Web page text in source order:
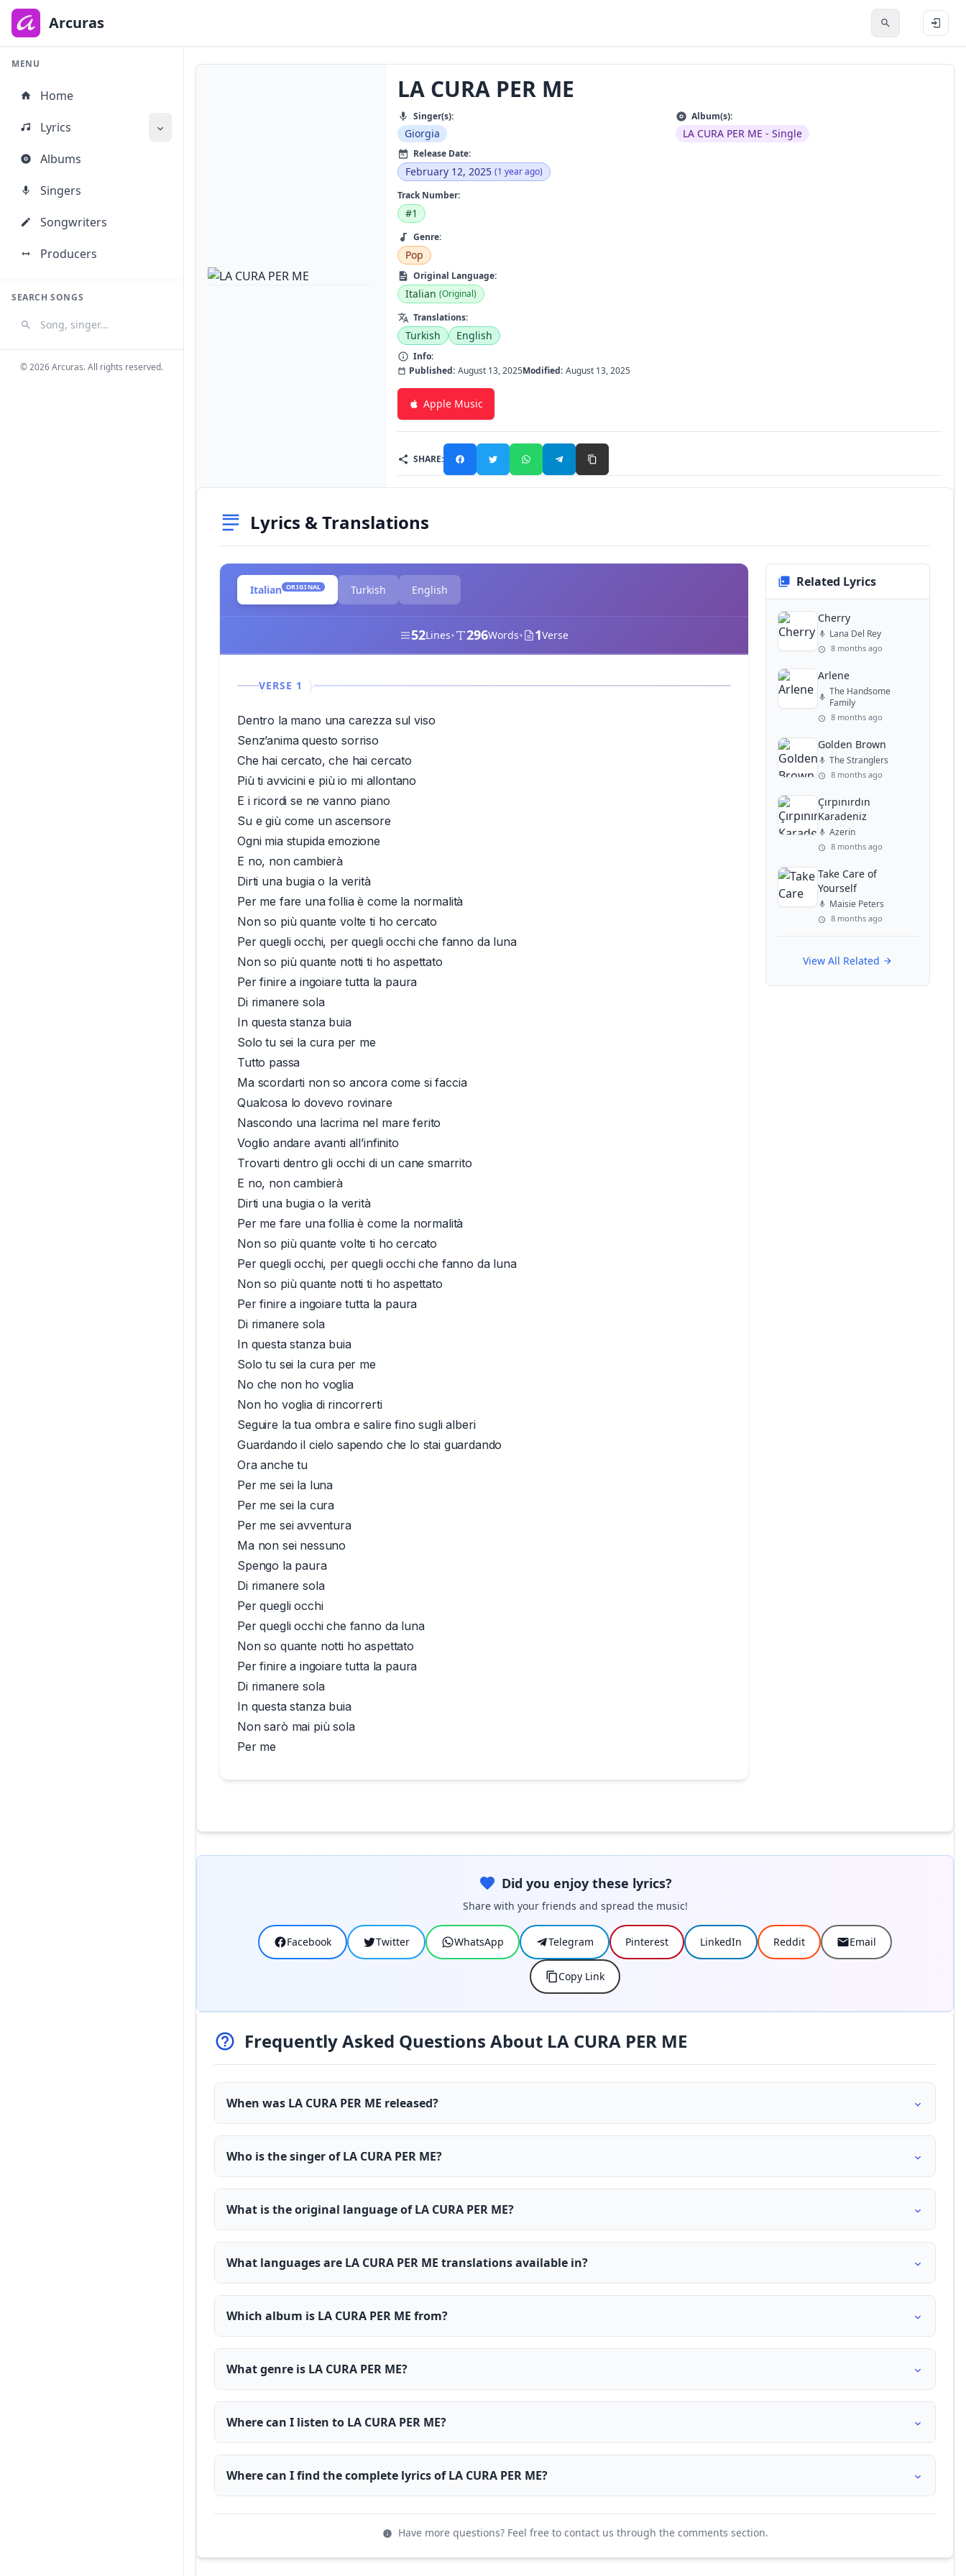
main
content
Arcuras
MENU
Home
Lyrics
Albums
Singers
Songwriters
Producers
SEARCH SONGS
Search Songs
Search
© 2026 Arcuras. All rights reserved.
LA CURA PER ME
Singer(s):
Giorgia
Album(s):
LA CURA PER ME - Single
Release Date:
February 12, 2025 (1 year ago)
Track Number:
#1
Genre:
Pop
Original Language:
Italian (Original)
Translations:
Turkish English
Info:
Published: August 13, 2025Modified: August 13, 2025
Apple Music
SHARE:
Lyrics & Translations
Italian ORIGINAL Turkish English
52Lines• 296Words• 1Verse
VERSE 1
Dentro la mano una carezza sul viso
Senz’anima questo sorriso
Che hai cercato, che hai cercato
Più ti avvicini e più io mi allontano
E i ricordi se ne vanno piano
Su e giù come un ascensore
Ogni mia stupida emozione
E no, non cambierà
Dirti una bugia o la verità
Per me fare una follia è come la normalità
Non so più quante volte ti ho cercato
Per quegli occhi, per quegli occhi che fanno da luna
Non so più quante notti ti ho aspettato
Per finire a ingoiare tutta la paura
Di rimanere sola
In questa stanza buia
Solo tu sei la cura per me
Tutto passa
Ma scordarti non so ancora come si faccia
Qualcosa lo dovevo rovinare
Nascondo una lacrima nel mare ferito
Voglio andare avanti all’infinito
Trovarti dentro gli occhi di un cane smarrito
E no, non cambierà
Dirti una bugia o la verità
Per me fare una follia è come la normalità
Non so più quante volte ti ho cercato
Per quegli occhi, per quegli occhi che fanno da luna
Non so più quante notti ti ho aspettato
Per finire a ingoiare tutta la paura
Di rimanere sola
In questa stanza buia
Solo tu sei la cura per me
No che non ho voglia
Non ho voglia di rincorrerti
Seguire la tua ombra e salire fino sugli alberi
Guardando il cielo sapendo che lo stai guardando
Ora anche tu
Per me sei la luna
Per me sei la cura
Per me sei avventura
Ma non sei nessuno
Spengo la paura
Di rimanere sola
Per quegli occhi
Per quegli occhi che fanno da luna
Non so quante notti ho aspettato
Per finire a ingoiare tutta la paura
Di rimanere sola
In questa stanza buia
Non sarò mai più sola
Per me
Related Lyrics
Cherry
Lana Del Rey
8 months ago
Arlene
The Handsome
Family
8 months ago
Golden Brown
The Stranglers
8 months ago
Çırpınırdın
Karadeniz
Azerin
8 months ago
Take Care of
Yourself
Maisie Peters
8 months ago
View All Related
Did you enjoy these lyrics?
Share with your friends and spread the music!
Facebook Twitter WhatsApp Telegram Pinterest LinkedIn Reddit Email
Copy Link
Frequently Asked Questions About LA CURA PER ME
When was LA CURA PER ME released?
Who is the singer of LA CURA PER ME?
What is the original language of LA CURA PER ME?
What languages are LA CURA PER ME translations available in?
Which album is LA CURA PER ME from?
What genre is LA CURA PER ME?
Where can I listen to LA CURA PER ME?
Where can I find the complete lyrics of LA CURA PER ME?
Have more questions? Feel free to contact us through the comments section.